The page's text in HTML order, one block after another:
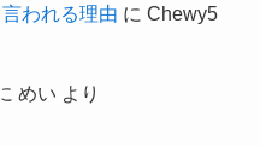
われる理由 に Chewy5
めい より